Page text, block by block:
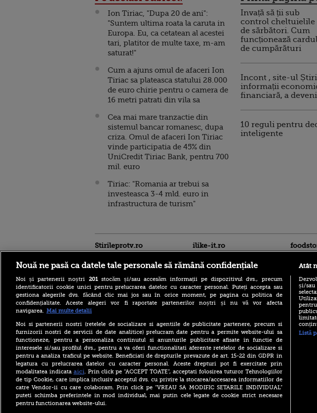
Ion Tiriac, "Dupa 20 de ani":
"Suntem ultima roata la caruta in
Europa. Eu, ca cetatean al acestei
tari, platitor de multe taxe, m-am
saturat!"
Cum a ajuns omul de afaceri Ion
Tiriac sa plateasca statului 28.000
de euro chirie pentru o camera de
16 metri patrati din vila sa
Cea mai mare tranzactie din
sistemul bancar romanesc, dupa
criza. Omul de afaceri Ion Tiriac
vinde participatia de 45% din
UniCredit Tiriac Bank, pentru 700
mil. euro
Tiriac: "Romania ar trebui sa
investeasca 3-4 mld. euro in
infrastructura de turism"
Invață să ții sub
control cheltuielile
de sărbători. Cum
funcționează cardul
de cumpărături
Incont , site-ul
informații
financiară, a
10 reguli pentru
inteligente
Stirileprotv.ro
NASA. Un avion va urmări
umbra Lunii pentru a
observa eclipsa totală
aproape trei minute
Povestea emoționantă a
unui golden retriever și a
unui rățoi. Prietenia care i-a
schimbat viața cățelușei
Horoscop 10 august 2026,
cu Neti Sandu. Zodia care
va avea parte de notorietate
ilike-it.ro
(P)
cu
Nouă ne pasă ca datele tale personale să rămână confidențiale
Noi și partenerii noștri 201stocăm și/sau accesăm informații pe dispozitivul dvs., precum
identificatorii cookie unici pentru prelucrarea datelor cu caracter personal. Puteți accepta sau
gestiona alegerile dvs. făcând clic mai jos sau în orice moment, pe pagina cu politica de
confidențialitate. Aceste alegeri vor fi raportate partenerilor noștri și nu vă vor afecta
navigarea. Mai multe detalii
Noi si partenerii nostri (retelele de socializare si agentiile de publicitate partenere, precum si
furnizorii nostri de servicii de date analitice) prelucram date pentru a permite website-ului sa
functioneze, pentru a personaliza continutul si anunturile publicitare afisate in functie de
interesele si/sau profilul dvs., pentru a va oferi functionalitati aferente retelelor de socializare si
pentru a analiza traficul pe website. Beneficiati de drepturile prevazute de art. 15-22 din GDPR in
legatura cu prelucrarea datelor cu caracter personal. Aceste drepturi pot fi exercitate prin
modalitatea indicata aici. Prin click pe “ACCEPT TOATE”, acceptati folosirea tuturor Tehnologiilor
de tip Cookie, care implica inclusiv acceptul dvs. cu privire la stocarea/accesarea informatiilor de
catre Vendor-ii cu care colaboram. Prin click pe “VREAU SA MODIFIC SETARILE INDIVIDUAL”
puteti schimba preferintele in mod individual, mai putin cele legate de cookie strict necesare
pentru functionarea website-ului.
Atât
și/
Listă